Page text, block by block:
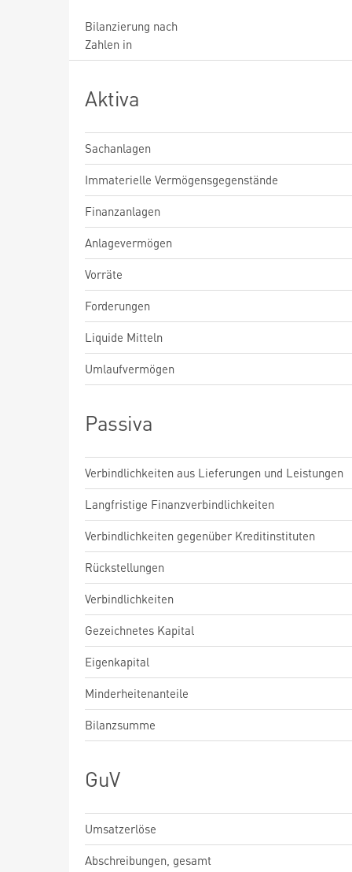
Bilanzierung nach
Zahlen in
Aktiva
Sachanlagen
Immaterielle Vermögensgegenstände
Finanzanlagen
Anlagevermögen
Vorräte
Forderungen
Liquide Mitteln
Umlaufvermögen
Passiva
Verbindlichkeiten aus Lieferungen und Leistungen
Langfristige Finanzverbindlichkeiten
Verbindlichkeiten gegenüber Kreditinstituten
Rückstellungen
Verbindlichkeiten
Gezeichnetes Kapital
Eigenkapital
Minderheitenanteile
Bilanzsumme
GuV
Umsatzerlöse
Abschreibungen, gesamt